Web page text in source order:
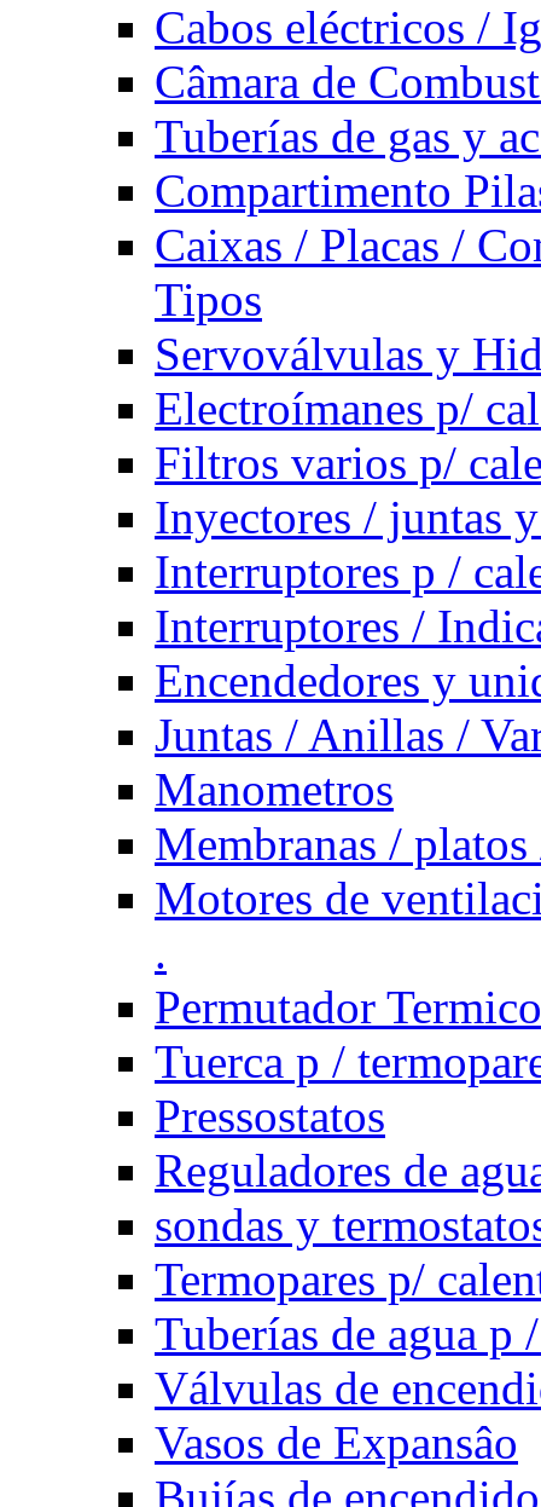
Cabos eléctricos /
Câmara de
Tuberías de gas y
Compartimento
Caixas / Placas /
Tipos
Servoválvulas y
Electroímanes p/
Filtros varios p/
Inyectores / juntas
Interruptores p /
Interruptores /
Encendedores y
Juntas / Anillas /
Manometros
Membranas /
Motores de
.
Permutador Termico
Tuerca p /
Pressostatos
Reguladores de
sondas y
Termopares p/
Tuberías de agua p
Válvulas de
Vasos de Expansâo